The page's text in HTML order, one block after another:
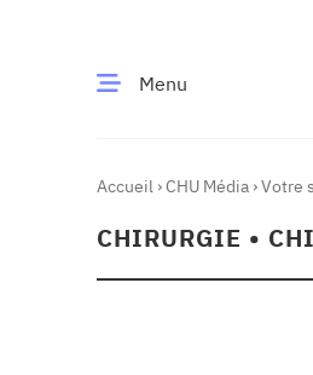
Menu
MOMENTAccueil ›CHU Média ›Votre
CHIRURGIE •